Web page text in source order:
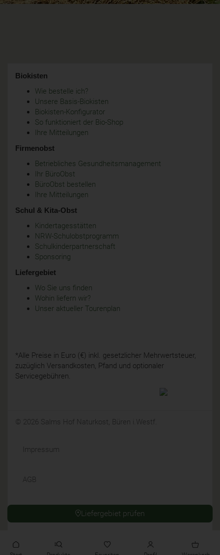
Liefergebiet prüfen
Biokisten
Wie bestelle ich?
Unsere Basis-Biokisten
Biokisten-Konfigurator
So funktioniert der Bio-Shop
Ihre Mitteilungen
Firmenobst
Betriebliches Gesundheitsmanagement
Ihr BüroObst
BüroObst bestellen
Ihre Mitteilungen
Schul & Kita-Obst
Kindertagesstätten
NRW-Schulobstprogramm
Schulkinderpartnerschaft
Sponsoring
Liefergebiet
Wo Sie uns finden
Wohin liefern wir?
Unser aktueller Tourenplan
*Alle Preise in Euro (€) inkl. gesetzlicher Mehrwertsteuer,
zuzüglich Versandkosten, Pfand und optionaler
Servicegebühren.
© 2026 Salms Hof Naturkost, Büren i.Westf.
Impressum
AGB
Widerrufsrecht